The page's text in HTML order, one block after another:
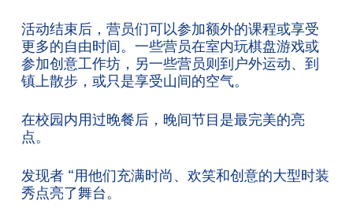
活动结束后，营员们可以参加额外的课程或享受
更多的自由时间。一些营员在室内玩棋盘游戏或
参加创意工作坊，另一些营员则到户外运动、到
镇上散步，或只是享受山间的空气。
在校园内用过晚餐后，晚间节目是最完美的亮
点。
发现者 “用他们充满时尚、欢笑和创意的大型时装
秀点亮了舞台。